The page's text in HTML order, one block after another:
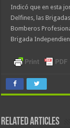
Indicó que en esta
Delfines, las
Bomberos
Brigada
Related Articles